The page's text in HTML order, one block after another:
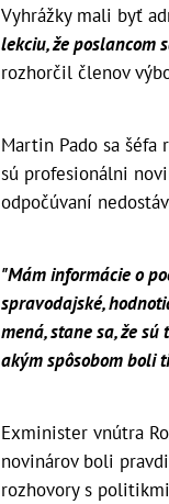
Vyhrážky mali byť
lekciu, že poslancom
rozhorčil členov
Martin Pado sa
sú profesionálni
odpočúvaní
"Mám informácie o
spravodajské,
mená, stane sa, že
akým spôsobom boli
Exminister vnútra
novinárov boli
rozhovory s